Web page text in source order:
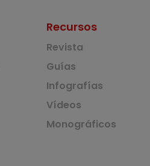
Recursos
Revista
Guías
Infografías
Vídeos
Monográficos